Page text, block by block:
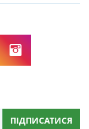
ПІДПИСАТИСЯ